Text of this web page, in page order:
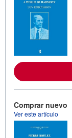
Comprar nuevo
Ver este artículo